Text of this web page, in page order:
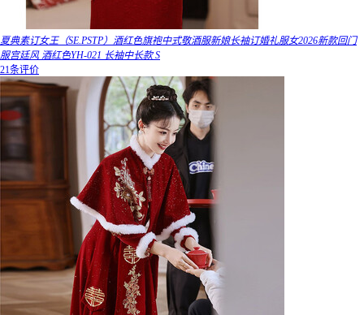
夏典素订女王（SE.PSTP）酒红色旗袍中式敬酒服新娘长袖订婚礼服女2026新款回门
服宫廷风 酒红色YH-021 长袖中长款 S
21条评价